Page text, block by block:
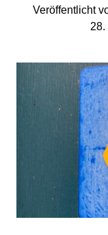
Veröffentlicht
28.